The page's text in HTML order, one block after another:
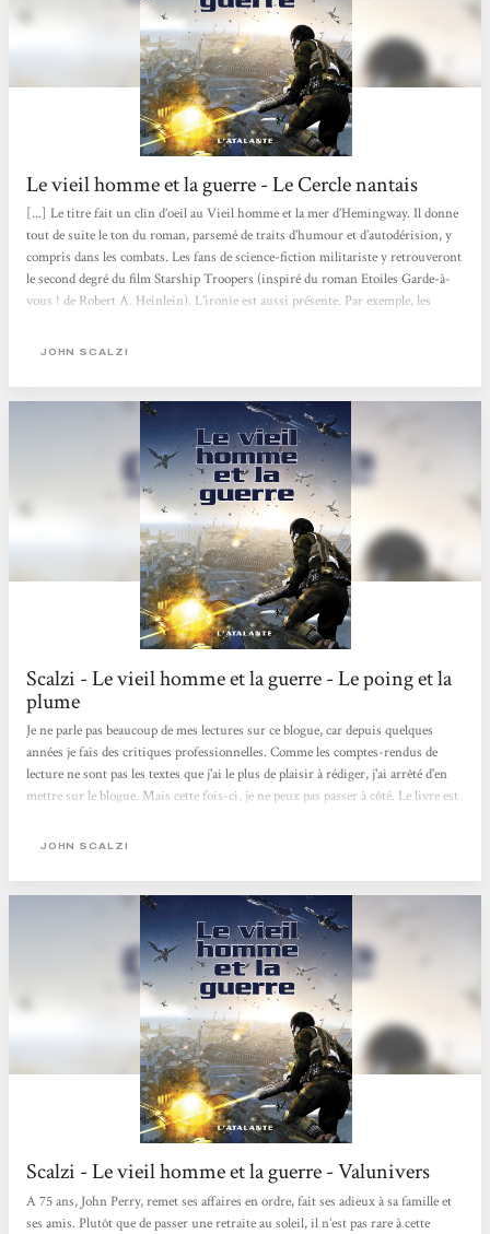
Le vieil homme et la guerre - Le Cercle nantais
[...] Le titre fait un clin d’oeil au Vieil homme et la mer d’Hemingway. Il donne
tout de suite le ton du roman, parsemé de traits d’humour et d’autodérision, y
compris dans les combats. Les fans de science-fiction militariste y retrouveront
le second degré du film Starship Troopers (inspiré du roman Etoiles Garde-à-
vous ! de Robert A. Heinlein). L’ironie est aussi présente. Par exemple, les
Terre (les Indiens et les Pakistanais), les seuls à vouloir partir, tandis que
JOHN SCALZI
Scalzi - Le vieil homme et la guerre - Le poing et la
plume
Je ne parle pas beaucoup de mes lectures sur ce blogue, car depuis quelques
années je fais des critiques professionnelles. Comme les comptes-rendus de
lecture ne sont pas les textes que j'ai le plus de plaisir à rédiger, j'ai arrêté d'en
mettre sur le blogue. Mais cette fois-ci, je ne peux pas passer à côté. Le livre est
l'attention qu'il pourra récolter. Cela étant dit... J'aime beaucoup les space opera,
jour coloniser d'autres planètes, bâtir...
JOHN SCALZI
Scalzi - Le vieil homme et la guerre - Valunivers
A 75 ans, John Perry, remet ses affaires en ordre, fait ses adieux à sa famille et
ses amis. Plutôt que de passer une retraite au soleil, il n’est pas rare à cette